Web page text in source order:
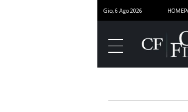
Gio, 6 Ago 2026